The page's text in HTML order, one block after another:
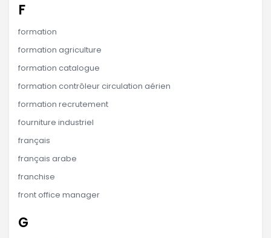
F
formation
formation agriculture
formation catalogue
formation contrôleur circulation aérien
formation recrutement
fourniture industriel
français
français arabe
franchise
front office manager
G